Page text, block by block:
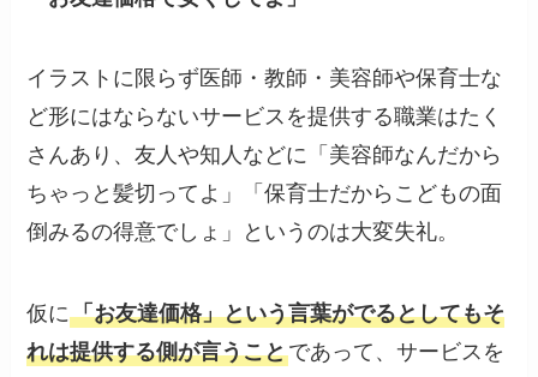
イラストに限らず医師・教師・美容師や保育士な
ど形にはならないサービスを提供する職業はたく
さんあり、友人や知人などに「美容師なんだから
ちゃっと髪切ってよ」「保育士だからこどもの面
倒みるの得意でしょ」というのは大変失礼。
仮に「お友達価格」という言葉がでるとしてもそ
れは提供する側が言うことであって、サービスを